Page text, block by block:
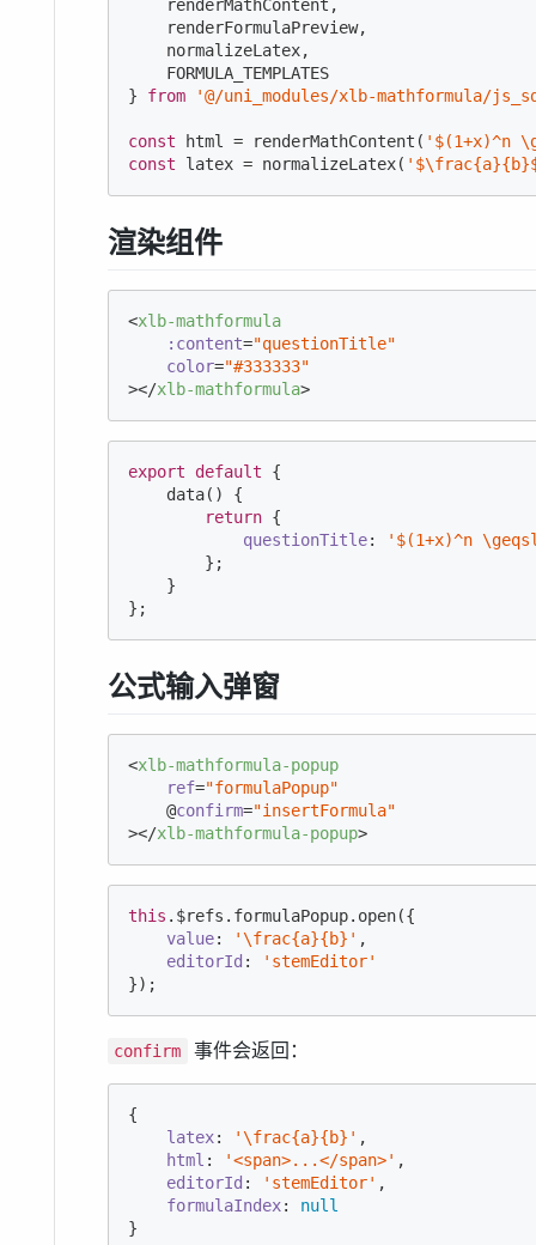
    renderMathContent,
    renderFormulaPreview,
    normalizeLatex,
    FORMULA_TEMPLATES
} from '@/uni_modules/xlb-mathformula/
const html = renderMathContent( '$(1+x)^n
const latex = normalizeLatex(
渲染组件
<xlb-mathformula
:content="questionTitle"
color="#333333"
></xlb-mathformula>
export default {
    data() {
return {
questionTitle:
'$(1+x)^n
        };
    }
};
公式输入弹窗
<xlb-mathformula-popup
ref="formulaPopup"
    @
confirm="insertFormula"
></xlb-mathformula-popup>
this .$refs.formulaPopup.open({
value: '\frac{a}{b}' ,
editorId :
'stemEditor'
});
confirm 事件会返回：
{
latex: '\frac{a}{b}' ,
html : '<span>...</span>' ,
editorId : 'stemEditor' ,
formulaIndex: null
}